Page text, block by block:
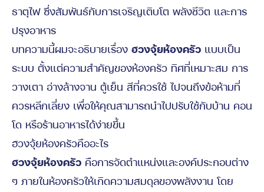
ธาตุไฟ ซึ่งสัมพันธ์กับการเจริญเติบโต พลังชีวิต และการ
ปรุงอาหาร
บทความนี้ผมจะอธิบายเรื่อง ฮวงจุ้ยห้องครัว แบบเป็น
ระบบ ตั้งแต่ความสำคัญของห้องครัว ทิศที่เหมาะสม การ
วางเตา อ่างล้างจาน ตู้เย็น สีที่ควรใช้ ไปจนถึงข้อห้ามที่
ควรหลีกเลี่ยง เพื่อให้คุณสามารถนำไปปรับใช้กับบ้าน คอน
โด หรือร้านอาหารได้ง่ายขึ้น
ฮวงจุ้ยห้องครัวคืออะไร
ฮวงจุ้ยห้องครัว คือการจัดตำแหน่งและองค์ประกอบต่าง
ๆ ภายในห้องครัวให้เกิดความสมดุลของพลังงาน โดย